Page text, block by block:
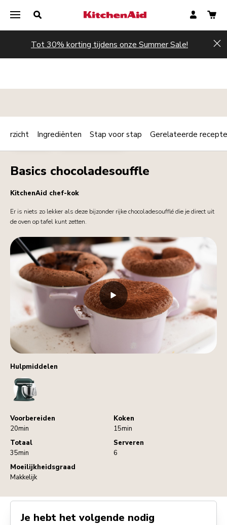
Tot 30% korting tijdens onze Summer Sale!
Hulpmiddelen
StandMixer
Voorbereiden
20min
Koken
15min
Totaal
35min
Serveren
6
Moeilijkheidsgraad
Makkelijk
DESSERTS ONTBIJT / BRUNCH Print
Share
Basics chocoladesouffle
KitchenAid chef-kok
Er is niets zo lekker als deze bijzonder rijke chocoladesoufflé die je direct uit
de oven op tafel kunt zetten.
Ingrediënten Stap voor stap Gerelateerde
Je hebt het volgende nodig